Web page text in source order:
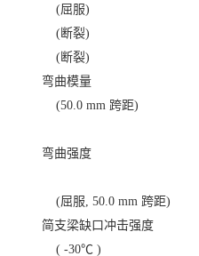
(屈服)
(断裂)
(断裂)
弯曲模量
(50.0 mm 跨距)
弯曲强度
(屈服, 50.0 mm 跨距)
简支梁缺口冲击强度
( -30℃ )